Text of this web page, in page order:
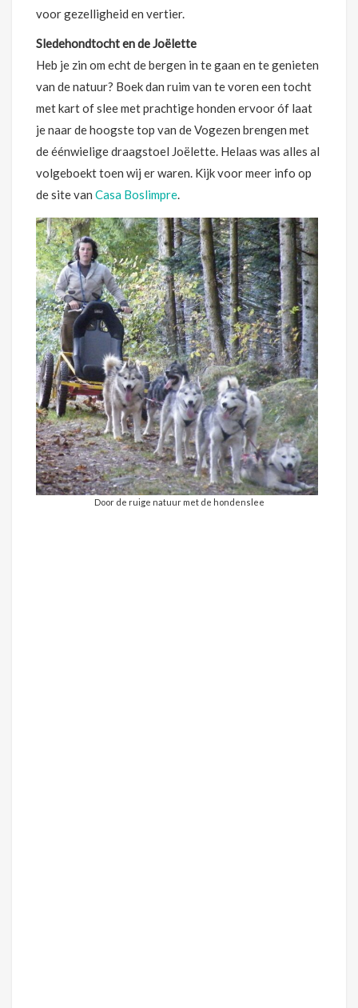
voor gezelligheid en vertier.
Sledehondtocht en de Joëlette
Heb je zin om echt de bergen in te gaan en te genieten
van de natuur? Boek dan ruim van te voren een tocht
met kart of slee met prachtige honden ervoor óf laat
je naar de hoogste top van de Vogezen brengen met
de éénwielige draagstoel Joëlette. Helaas was alles al
volgeboekt toen wij er waren. Kijk voor meer info op
de site van Casa Boslimpre.
Door de ruige natuur met de hondenslee